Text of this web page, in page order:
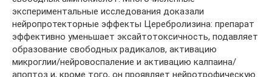
экспериментальные исследования доказали
нейропротекторные эффекты Церебролизина: препарат
эффективно уменьшает эксайтотоксичность, подавляет
образование свободных радикалов, активацию
микроглии/нейровоспаление и активацию калпаина/
апоптоз и, кроме того, он проявляет нейротрофическую